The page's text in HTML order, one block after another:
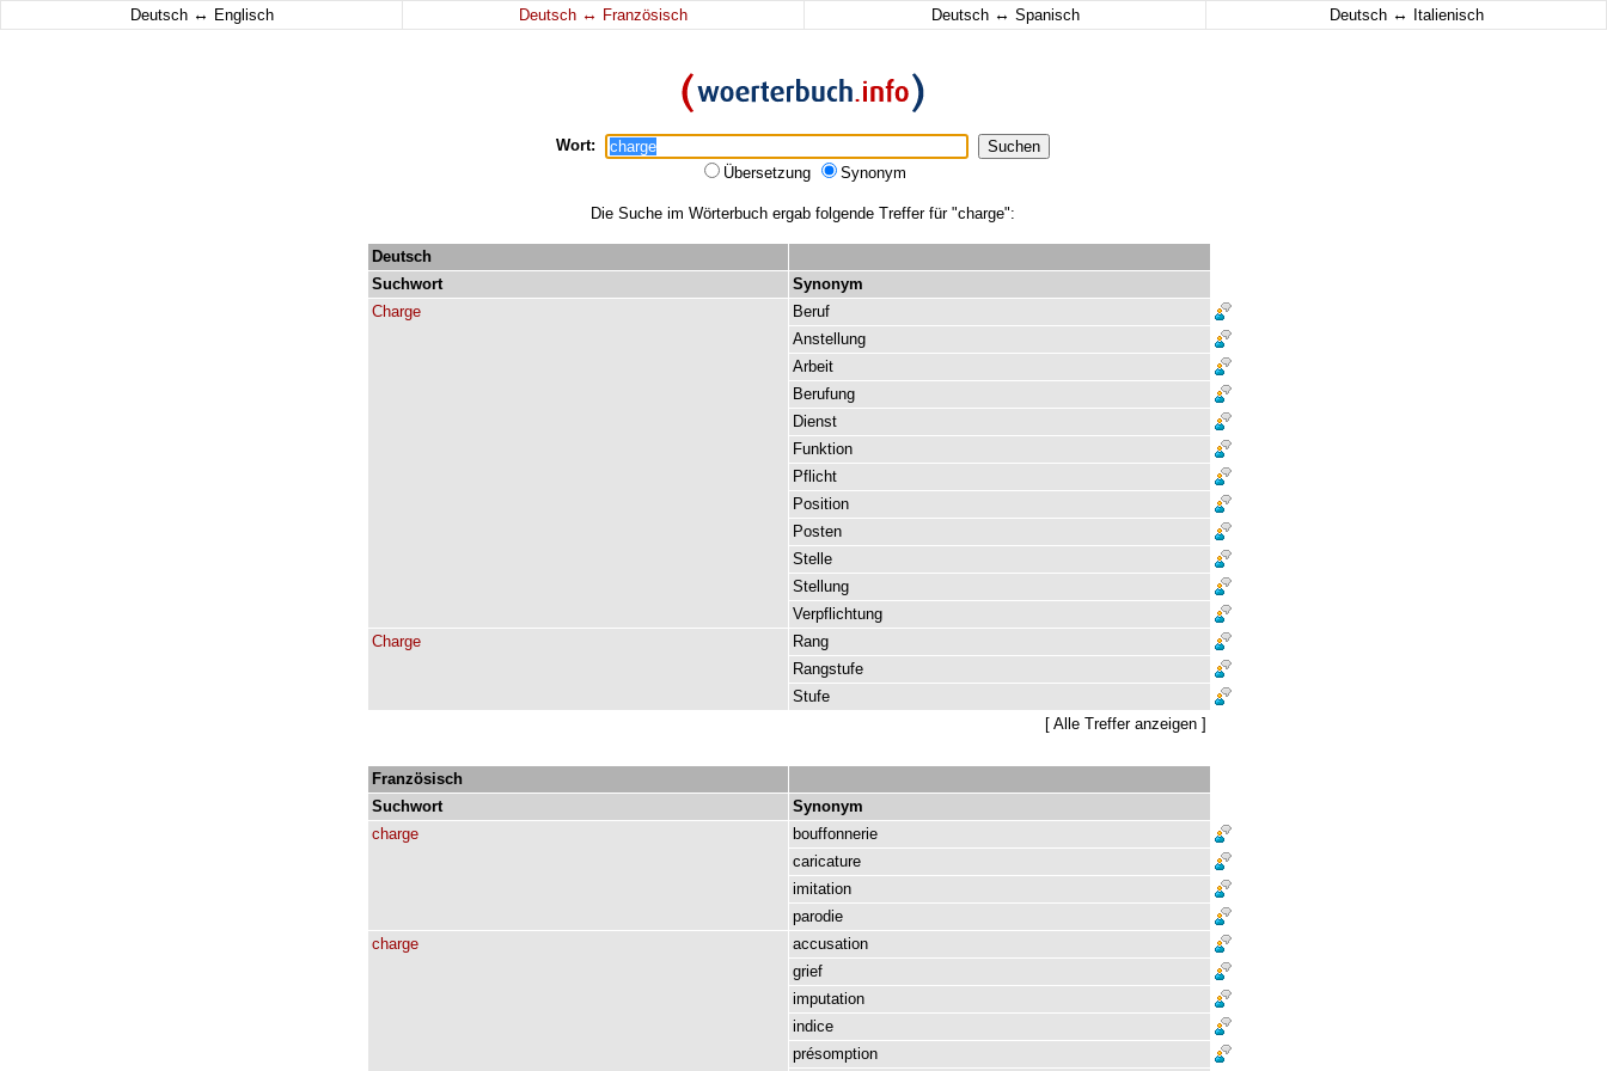
Deutsch ↔ Englisch Deutsch ↔ Französisch Deutsch ↔ Spanisch Deutsch ↔ Italienisch
Wort:
Übersetzung
Synonym
Die Suche im Wörterbuch ergab folgende Treffer für "charge":
Deutsch
Suchwort
Synonym
Charge
Beruf
Anstellung
Arbeit
Berufung
Dienst
Funktion
Pflicht
Position
Posten
Stelle
Stellung
Verpflichtung
Charge
Rang
Rangstufe
Stufe
[ Alle Treffer anzeigen ]
Französisch
Suchwort
Synonym
charge
bouffonnerie
caricature
imitation
parodie
charge
accusation
grief
imputation
indice
présomption